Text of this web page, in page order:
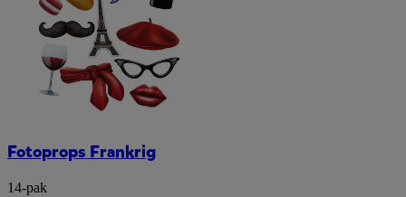
Fotoprops Frankrig
14-pak